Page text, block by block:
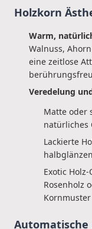
Holzkorn
Warm,
Walnuss,
eine zeitlose
Veredelung
Matte oder
natürliches
Lackierte
Exotic
Rosenholz
Kornmuster